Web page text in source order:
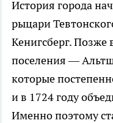
История города
рыцари
Кенигсберг. Позже
поселения —
которые
и в 1724 году
Именно поэтому